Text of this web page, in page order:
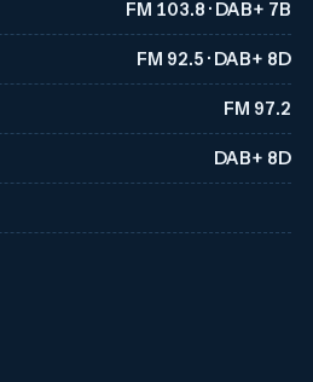
FM 103.8 · DAB+ 7B
FM 92.5 · DAB+ 8D
FM 97.2
DAB+ 8D